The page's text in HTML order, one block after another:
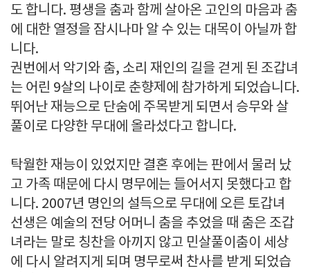
도 합니다. 평생을 춤과 함께 살아온 고인의 마음과 춤
에 대한 열정을 잠시나마 알 수 있는 대목이 아닐까 합
니다.
권번에서 악기와 춤, 소리 재인의 길을 걷게 된 조갑녀
는 어린 9살의 나이로 춘향제에 참가하게 되었습니다.
뛰어난 재능으로 단숨에 주목받게 되면서 승무와 살
풀이로 다양한 무대에 올라섰다고 합니다.
탁월한 재능이 있었지만 결혼 후에는 판에서 물러 났
고 가족 때문에 다시 명무에는 들어서지 못했다고 합
니다. 2007년 명인의 설득으로 무대에 오른 토갑녀
선생은 예술의 전당 어머니 춤을 추었을 때 춤은 조갑
녀라는 말로 칭찬을 아끼지 않고 민살풀이춤이 세상
에 다시 알려지게 되며 명무로써 찬사를 받게 되었습